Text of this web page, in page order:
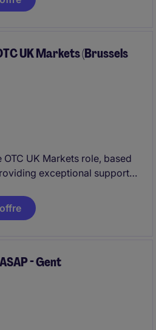
dat het volledige
UK Markets (Brussels
UK Markets role, based
exceptional support
processes, ensuring a
and operational
- Gent